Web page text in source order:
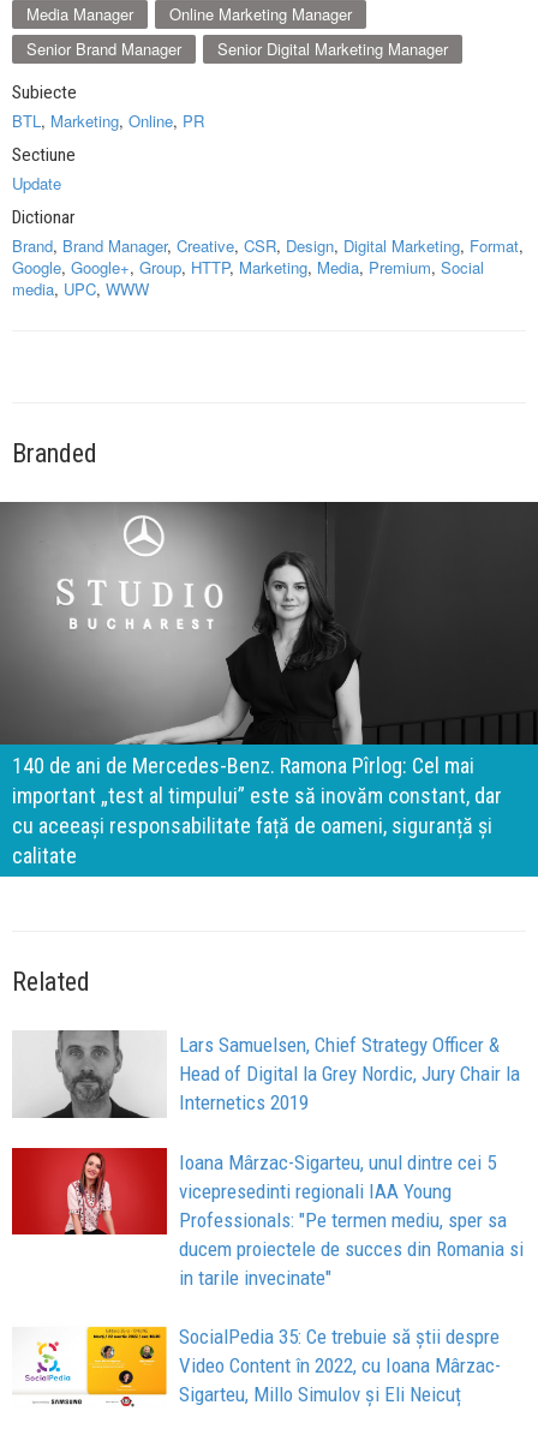
Media Manager
Online Marketing Manager
Senior Brand Manager
Senior Digital Marketing Manager
Subiecte
BTL , Marketing, Online, PR
Sectiune
Update
Dictionar
Brand, Brand Manager, Creative, CSR, Design, Digital Marketing, Format,
Google, Google+, Group, HTTP, Marketing, Media, Premium, Social
media, UPC, WWW
Branded
140 de ani de Mercedes-Benz. Ramona Pîrlog: Cel mai
important „test al timpului” este să inovăm constant, dar
cu aceeași responsabilitate față de oameni, siguranță și
calitate
Related
Lars Samuelsen, Chief Strategy Officer &
Head of Digital la Grey Nordic, Jury Chair la
Internetics 2019
Ioana Mârzac-Sigarteu, unul dintre cei 5
vicepresedinti regionali IAA Young
Professionals: "Pe termen mediu, sper sa
ducem proiectele de succes din Romania si
in tarile invecinate"
SocialPedia 35: Ce trebuie să știi despre
Video Content în 2022, cu Ioana Mârzac-
Sigarteu, Millo Simulov și Eli Neicuț